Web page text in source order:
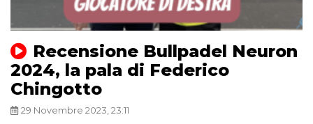
Recensione Bullpadel Neuron
2024, la pala di Federico
Chingotto
29 Novembre 2023, 23:11